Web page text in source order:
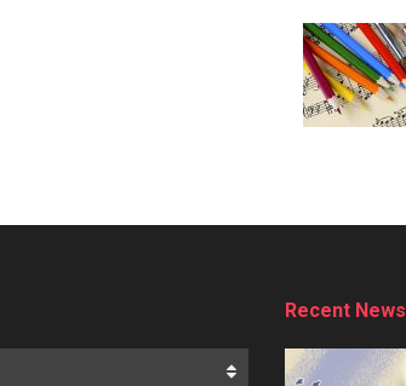
Recent News